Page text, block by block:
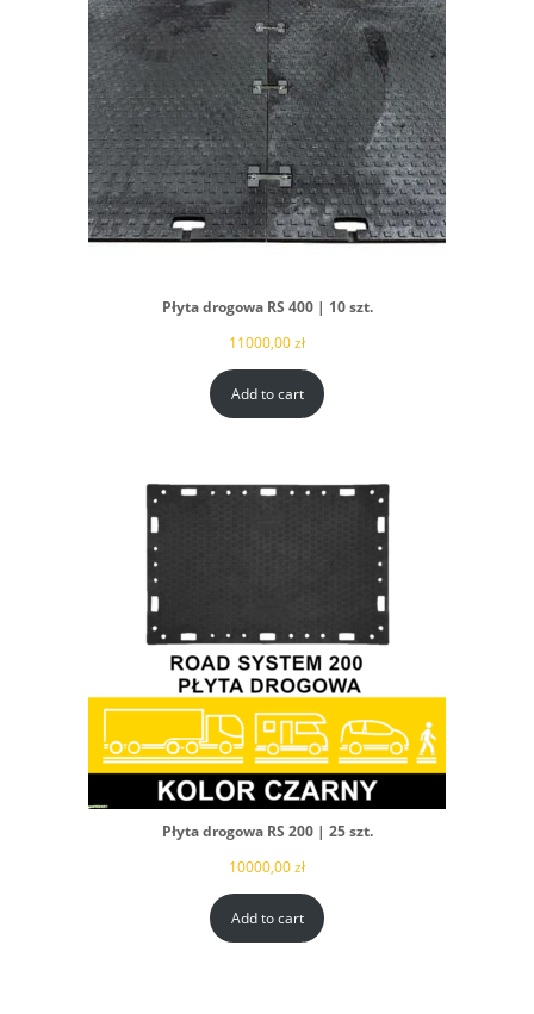
Płyta drogowa RS 400 | 10 szt.
11000,00zł
Add to cart
Płyta drogowa RS 200 | 25 szt.
10000,00zł
Add to cart